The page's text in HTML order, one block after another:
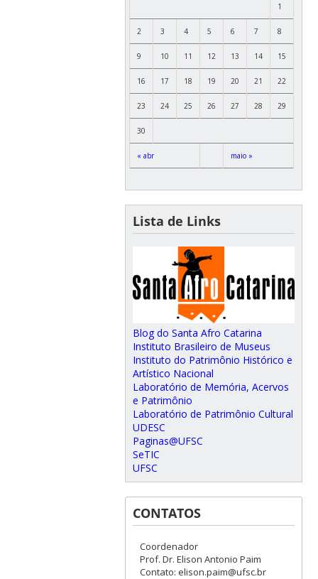
« abr maio »
1
2 3 4 5 6 7 8
9 10 11 12 13 14 15
16 17 18 19 20 21 22
23 24 25 26 27 28 29
30
Lista de Links
Blog do Santa Afro Catarina
Instituto Brasileiro de Museus
Instituto do Patrimônio Histórico e
Artístico Nacional
Laboratório de Memória, Acervos
e Patrimônio
Laboratório de Patrimônio Cultural
UDESC
Paginas@UFSC
SeTIC
UFSC
CONTATOS
Coordenador
Prof. Dr. Elison Antonio Paim
Contato: elison.paim@ufsc.br